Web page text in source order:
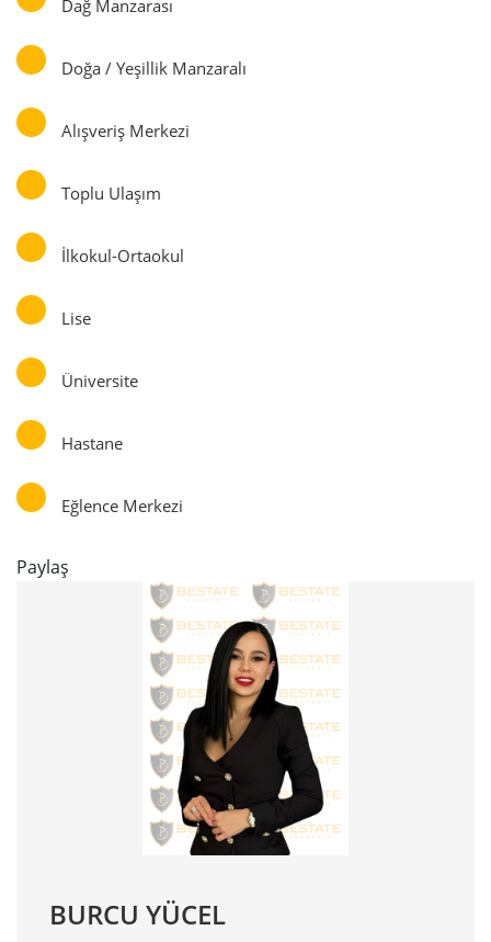
Dağ Manzarası
Doğa / Yeşillik Manzaralı
Alışveriş Merkezi
Toplu Ulaşım
İlkokul-Ortaokul
Lise
Üniversite
Hastane
Eğlence Merkezi
Paylaş
BURCU YÜCEL